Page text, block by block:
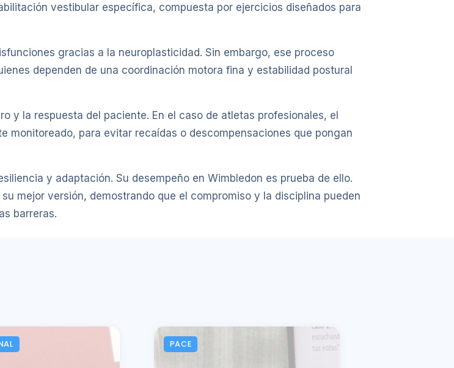
vestibular específica, compuesta por ejercicios diseñados para
gracias a la neuroplasticidad. Sin embargo, ese proceso
dependen de una coordinación motora fina y estabilidad postural
y la respuesta del paciente. En el caso de atletas profesionales, el
monitoreado, para evitar recaídas o descompensaciones que pongan
y adaptación. Su desempeño en Wimbledon es prueba de ello.
mejor versión, demostrando que el compromiso y la disciplina pueden
barreras.
PACE